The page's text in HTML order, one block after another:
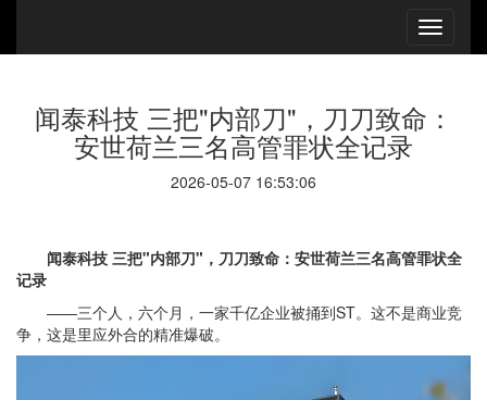
闻泰科技 三把"内部刀"，刀刀致命：
安世荷兰三名高管罪状全记录
2026-05-07 16:53:06
闻泰科技 三把"内部刀"，刀刀致命：安世荷兰三名高管罪状全
记录
——三个人，六个月，一家千亿企业被捅到ST。这不是商业竞
争，这是里应外合的精准爆破。